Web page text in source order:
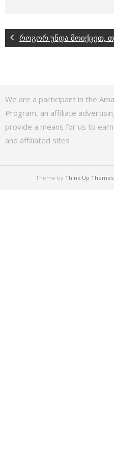
როგორ უნდა მოიქცეთ,
We are a participant in the
Program, an affiliate
provide a means for us to
and affiliated sites
Theme by Think Up